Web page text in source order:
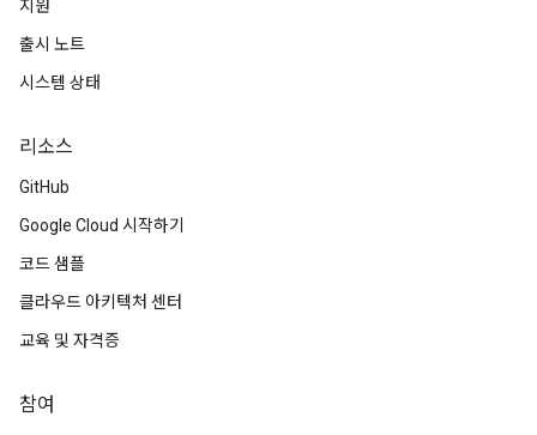
지원
출시 노트
시스템 상태
리소스
GitHub
Google Cloud 시작하기
코드 샘플
클라우드 아키텍처 센터
교육 및 자격증
참여